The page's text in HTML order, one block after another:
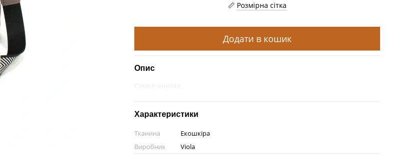
Розмірна сітка
Додати в кошик
Опис
Сумка жіноча.
Характеристики
Тканина
Екошкіра
Виробник
Viola